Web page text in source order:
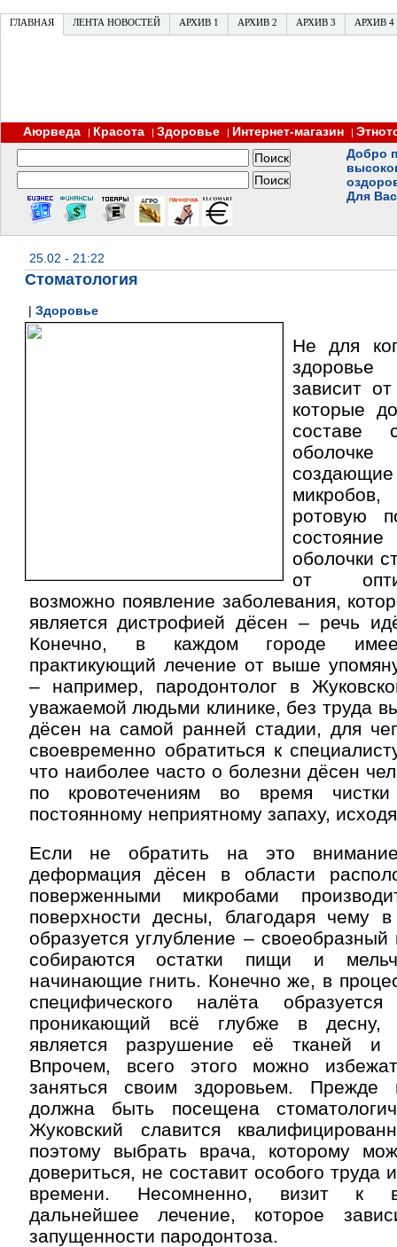
ГЛАВНАЯ ЛЕНТА НОВОСТЕЙ АРХИВ 1 АРХИВ 2 АРХИВ 3 АРХИВ 4
Аюрведа | Красота | Здоровье | Интернет-магазин |
Добро
Для
25.02 - 21:22
Стоматология
| Здоровье
Не для
здоровье
зависит
которые
составе
ротовую
оболочки
от
возможно появление заболевания,
является дистрофией дёсен – речь
Конечно, в каждом городе
практикующий лечение от выше
– например, пародонтолог в
уважаемой людьми клинике, без труда
дёсен на самой ранней стадии, для
своевременно обратиться к
что наиболее часто о болезни дёсен
по кровотечениям во время
постоянному неприятному запаху,
Если не обратить на это
деформация дёсен в области
поверженными микробами
поверхности десны, благодаря чему
образуется углубление –
собираются остатки пищи и
начинающие гнить. Конечно же, в
специфического налёта
проникающий всё глубже в десну,
является разрушение её тканей и
Впрочем, всего этого можно
заняться своим здоровьем. Прежде
должна быть посещена
Жуковский славится
поэтому выбрать врача, которому
довериться, не составит особого труда
времени. Несомненно, визит к
дальнейшее лечение, которое
запущенности пародонтоза.